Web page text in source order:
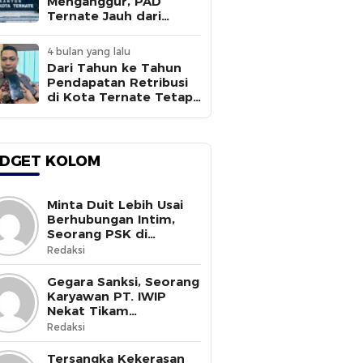
Ternate Jauh dari
4 bulan yang lalu
Dari Tahun ke Tahun
Pendapatan Retribusi
di Kota Ternate Tetap
KOLOM
Minta Duit Lebih Usai
Berhubungan Intim,
Seorang PSK di
Halmahera Selatan
Tewas Ditusuk
Redaksi
Gegara Sanksi, Seorang
Karyawan PT. IWIP
Nekat Tikam
Pimpinannya
Redaksi
Tersangka Kekerasan